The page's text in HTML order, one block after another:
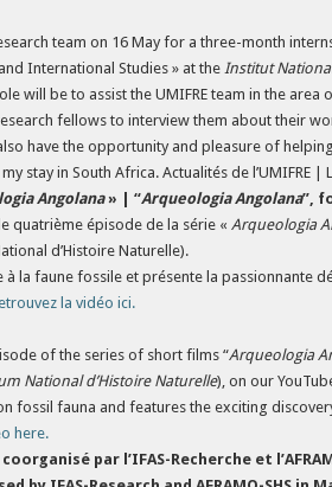
team on 16 May for a three-month
International Studies » at theInstitut
will be to assist the UMIFRE team in the area
fellows to interview them about their
have the opportunity and pleasure of
stay in South Africa. Actualités de l’UMIFRE |
Angolana» | “Arqueologia Angolana”,
quatrième épisode de la série «Arqueologia
d’Histoire Naturelle).
à la faune fossile et présente la passionnante
la vidéo ici.
of the series of short films “Arqueologia
National d’Histoire Naturelle), on our
fossil fauna and features the exciting
here.
par l’IFAS-Recherche et